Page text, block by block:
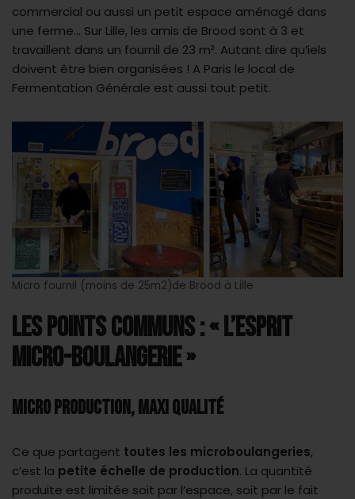
commercial ou aussi un petit espace aménagé dans
une ferme… Sur Lille, les amis de Brood sont à 3 et
travaillent dans un fournil de 23 m². Autant dire qu’iels
doivent être bien organisées ! A Paris le local de
Fermentation Générale est aussi tout petit.
Micro fournil (moins de 25m2)de Brood à Lille
LES POINTS COMMUNS : « L’ESPRIT
MICRO-BOULANGERIE »
MICRO PRODUCTION, MAXI QUALITÉ
Ce que partagent toutes les microboulangeries,
c’est la petite échelle de production. La quantité
produite est limitée soit par l’espace, soit par le fait